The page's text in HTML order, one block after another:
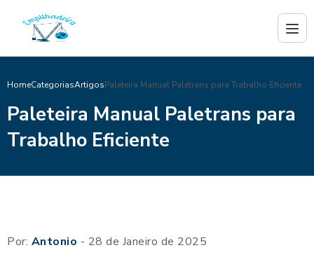
HomeCategoriasArtigosPaleteira Manual Paletrans para Trabalho Eficiente
Paleteira Manual Paletrans para
Trabalho Eficiente
Por: Antonio - 28 de Janeiro de 2025